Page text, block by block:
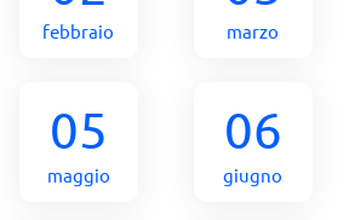
febbraio marzo
05
maggio
06
giugno